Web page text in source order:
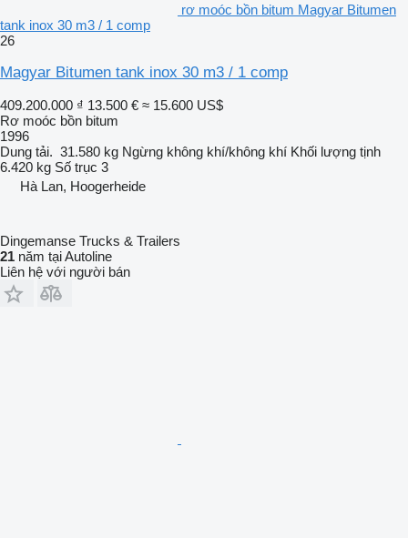
rơ moóc bồn bitum Magyar Bitumen
tank inox 30 m3 / 1 comp
26
Magyar Bitumen tank inox 30 m3 / 1 comp
409.200.000 ₫ 13.500 € ≈ 15.600 US$
Rơ moóc bồn bitum
1996
Dung tải. 31.580 kg Ngừng không khí/không khí Khối lượng tịnh
6.420 kg Số trục 3
Hà Lan, Hoogerheide
Dingemanse Trucks & Trailers
21 năm tại Autoline
Liên hệ với người bán